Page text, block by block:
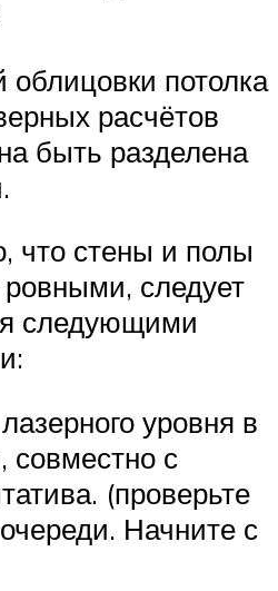
потолка
расчётов
быть разделена
что стены и полы
следует
следующими
уровня в
совместно с
(проверьте
Начните с